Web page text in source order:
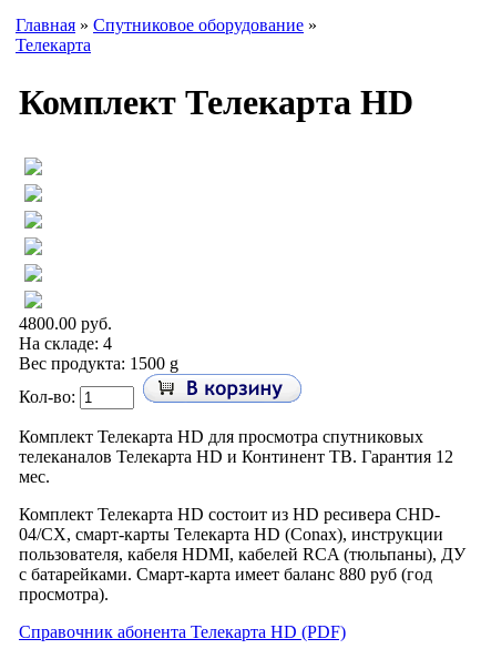
Главная » Спутниковое оборудование »
Телекарта
Комплект Телекарта HD
4800.00 руб.
На складе: 4
Вес продукта: 1500 g
Кол-во:
Комплект Телекарта HD для просмотра спутниковых
телеканалов Телекарта HD и Континент ТВ. Гарантия 12
мес.
Комплект Телекарта HD состоит из HD ресивера CHD-
04/CX, смарт-карты Телекарта HD (Conax), инструкции
пользователя, кабеля HDMI, кабелей RCA (тюльпаны), ДУ
с батарейками. Смарт-карта имеет баланс 880 руб (год
просмотра).
Справочник абонента Телекарта HD (PDF)